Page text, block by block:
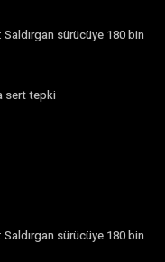
sürücüye 180 bin
sert tepki
sürücüye 180 bin